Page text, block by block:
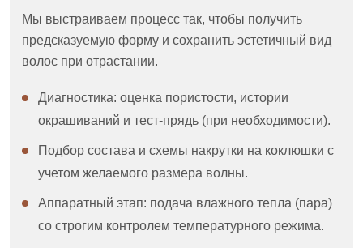
Мы выстраиваем процесс так, чтобы получить
предсказуемую форму и сохранить эстетичный вид
волос при отрастании.
Диагностика: оценка пористости, истории
окрашиваний и тест-прядь (при необходимости).
Подбор состава и схемы накрутки на коклюшки с
учетом желаемого размера волны.
Аппаратный этап: подача влажного тепла (пара)
со строгим контролем температурного режима.